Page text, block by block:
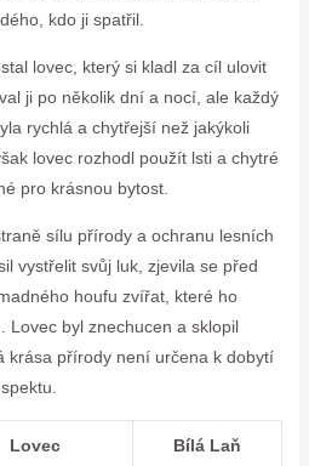
kdo ji ‍spatřil.
lovec, který si ‍kladl za‌ cíl ulovit
ji po několik dní a⁣ nocí, ale každý
rychlá a chytřejší‍ než jakýkoli
lovec rozhodl použít lsti a chytré
⁣pro krásnou bytost.
sílu přírody a ochranu lesních
vystřelit ‍svůj luk, zjevila se před
houfu zvířat, které ho
Lovec byl⁢ znechucen a sklopil
krása přírody není⁢ určena k dobytí
Lovec Bílá Laň